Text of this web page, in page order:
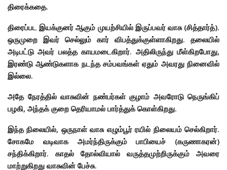
திரைக்கதை.
திரைப்பட இயக்குனர் ஆகும் முயற்சியில் இருப்பவர் வாசு (சித்தார்த்).
ஒருமுறை இவர் செல்லும் கார் விபத்துக்குள்ளாகிறது. தலையில்
அடிபட்டு அவர் பலத்த காயமடைகிறார். அதிலிருந்து மீள்கிறபோது,
இரண்டு ஆண்டுகளாக நடந்த சம்பவங்கள் ஏதும் அவரது நினைவில்
இல்லை.
அதே நேரத்தில் வாசுவின் நண்பர்கள் குழாம் அவரோடு நெருங்கிப்
பழகி, அந்தக் குறை தெரியாமல் பார்த்துக் கொள்கிறது.
இந்த நிலையில், ஒருநாள் வாசு எழும்பூர் ரயில் நிலையம் செல்கிறார்.
சோகமே வடிவாக அமர்ந்திருக்கும் பாபியைச் (கருணாகரன்)
சந்திக்கிறார். காதல் தோல்வியால் வருத்தமுற்றிருக்கும் அவரை
மாற்றுகிறது வாசுவின் பேச்சு.